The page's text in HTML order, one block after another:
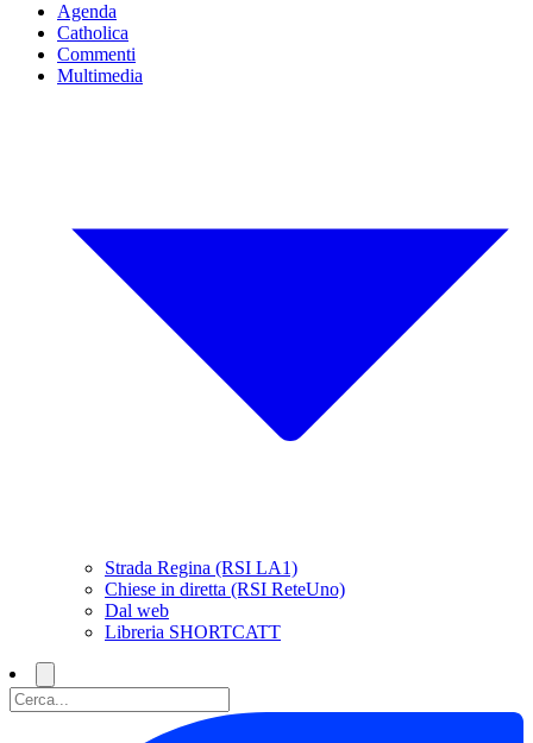
Agenda
Catholica
Commenti
Multimedia
Strada Regina (RSI LA1)
Chiese in diretta (RSI ReteUno)
Dal web
Libreria SHORTCATT